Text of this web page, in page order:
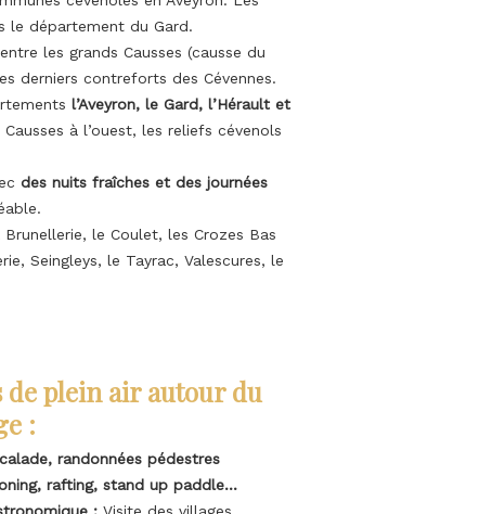
le département du Gard.
les grands Causses (causse du
derniers contreforts des Cévennes.
l’Aveyron, le Gard, l’Hérault et
à l’ouest, les reliefs cévenols
des nuits fraîches et des journées
le Coulet, les Crozes Bas
Seingleys, le Tayrac, Valescures, le
de plein air autour du
:
randonnées pédestres
rafting, stand up paddle…